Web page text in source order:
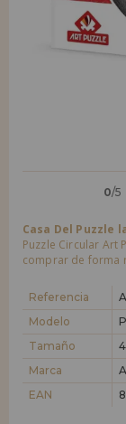
Quiero
nuevo
Al crear una cuenta
nuevo
¿Eres Profesional o
condiciones de
¡Adelante! Te
0/5
Casa Del Puzzle
Puzzle Circular Art
comprar de forma
Referencia
Modelo
Tamaño
Marca
EAN